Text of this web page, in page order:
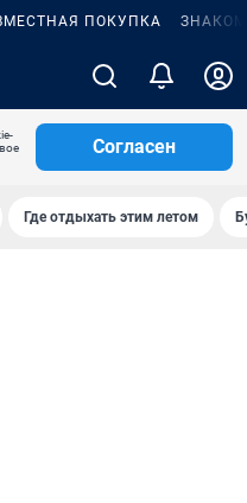
ПОКУПКА
Согласен
Где отдыхать этим летом